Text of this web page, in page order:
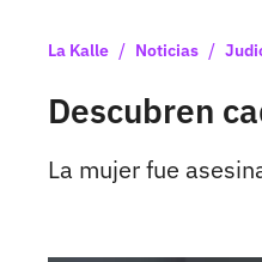
La Kalle / Noticias /
Descubren
La mujer fue